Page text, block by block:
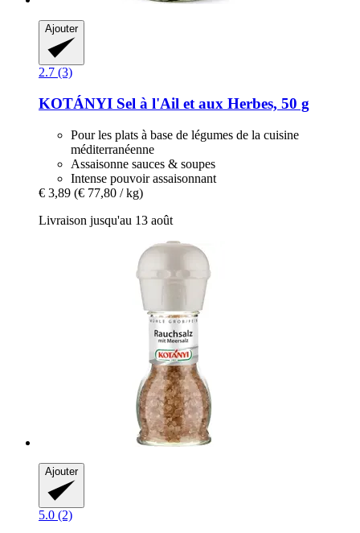
Ajouter
2.7 (3)
KOTÁNYI Sel à l'Ail et aux Herbes, 50 g
Pour les plats à base de légumes de la cuisine
méditerranéenne
Assaisonne sauces & soupes
Intense pouvoir assaisonnant
€ 3,89 (€ 77,80 / kg)
Livraison jusqu'au 13 août
Ajouter
5.0 (2)